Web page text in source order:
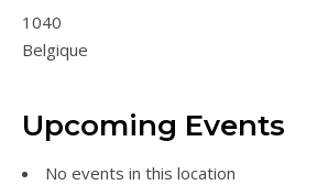
1040
Belgique
Upcoming Events
No events in this location